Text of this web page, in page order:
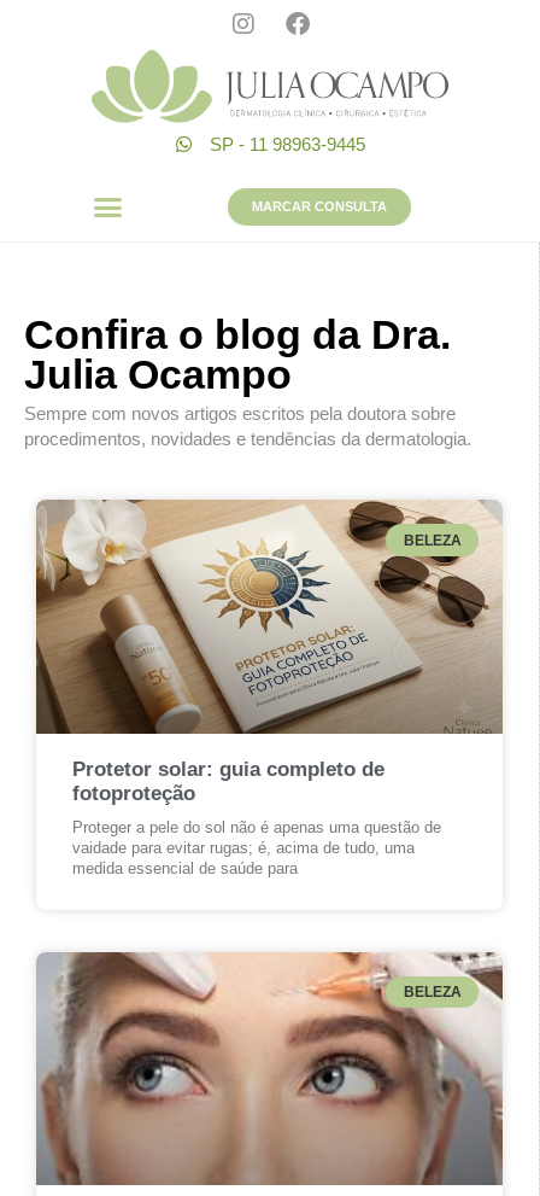
SP - 11 98963-9445
MARCAR CONSULTA
Confira o blog da Dra.
Julia Ocampo
Sempre com novos artigos escritos pela doutora sobre
procedimentos, novidades e tendências da dermatologia.
BELEZA
Protetor solar: guia completo de
fotoproteção
Proteger a pele do sol não é apenas uma questão de
vaidade para evitar rugas; é, acima de tudo, uma
medida essencial de saúde para
BELEZA